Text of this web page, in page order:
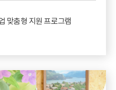
맞춤형 지원 프로그램